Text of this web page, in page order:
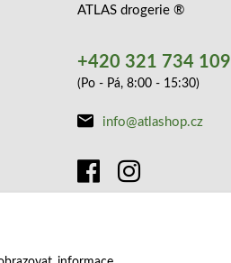
ATLAS drogerie ®
+420 321 734 109
(Po - Pá, 8:00 - 15:30)
info@atlashop.cz